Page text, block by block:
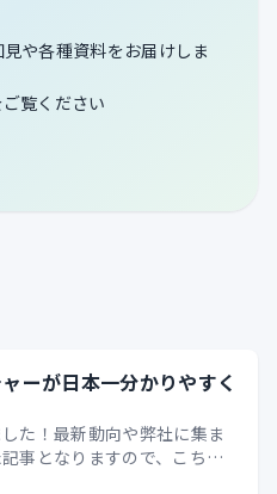
や各種資料をお届けしま
覧ください
ーが日本一分かりやすく
た！最新動向や弊社に集ま
事となりますので、こちら
のためのDID/VC【そも…